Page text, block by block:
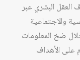
العقل البشري عبر
والاجتماعية
ضخ المعلومات
على الأهداف